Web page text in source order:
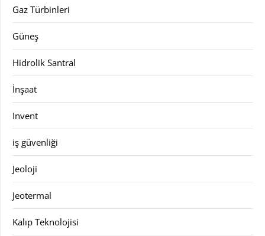
Gaz Türbinleri
Güneş
Hidrolik Santral
İnşaat
Invent
iş güvenliği
Jeoloji
Jeotermal
Kalıp Teknolojisi